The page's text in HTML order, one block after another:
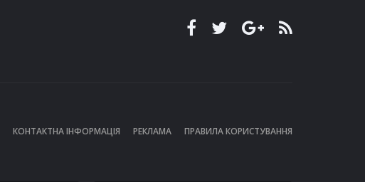
КОНТАКТНА ІНФОРМАЦІЯ РЕКЛАМА ПРАВИЛА КОРИСТУВАННЯ